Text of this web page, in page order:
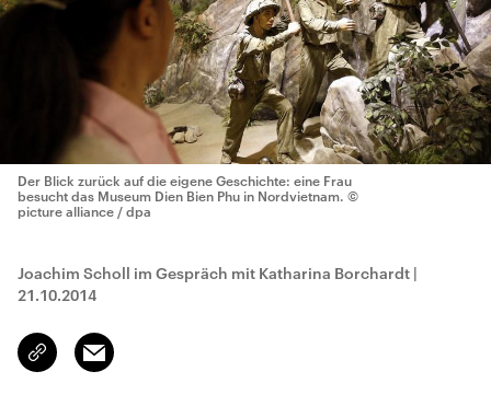
Der Blick zurück auf die eigene Geschichte: eine Frau
besucht das Museum Dien Bien Phu in Nordvietnam. ©
picture alliance / dpa
Joachim Scholl im Gespräch mit Katharina Borchardt |
21.10.2014
Link
kopieren/teilen
Email